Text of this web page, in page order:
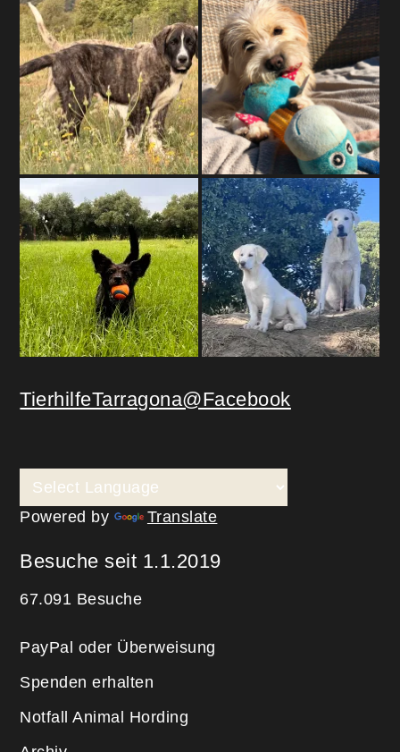
TierhilfeTarragona@Facebook
Powered by Translate
Besuche seit 1.1.2019
67.091 Besuche
PayPal oder Überweisung
Spenden erhalten
Notfall Animal Hording